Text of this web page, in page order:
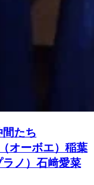
たち
オーボエ）稲葉
ノ）石﨑愛菜